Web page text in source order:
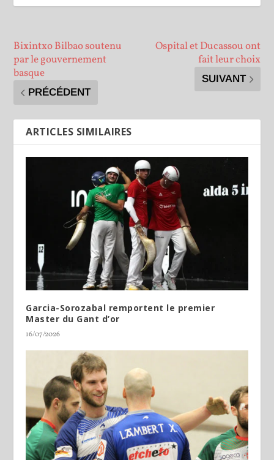
Bixintxo Bilbao soutenu
par le gouvernement
basque
PRÉCÉDENT
Ospital et Ducassou ont
fait leur choix
SUIVANT
ARTICLES SIMILAIRES
Garcia-Sorozabal remportent le premier
Master du Gant d’or
16/07/2026